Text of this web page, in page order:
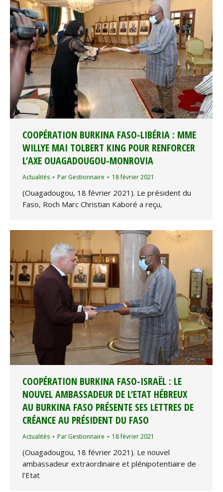
COOPÉRATION BURKINA FASO-LIBÉRIA : MME
WILLYE MAI TOLBERT KING POUR RENFORCER
L’AXE OUAGADOUGOU-MONROVIA
Actualités Par Gestionnaire 18 février 2021
(Ouagadougou, 18 février 2021). Le président du
Faso, Roch Marc Christian Kaboré a reçu,
COOPÉRATION BURKINA FASO-ISRAËL : LE
NOUVEL AMBASSADEUR DE L’ETAT HÉBREUX
AU BURKINA FASO PRÉSENTE SES LETTRES DE
CRÉANCE AU PRÉSIDENT DU FASO
Actualités Par Gestionnaire 18 février 2021
(Ouagadougou, 18 février 2021). Le nouvel
ambassadeur extraordinaire et plénipotentiaire de
l’Etat